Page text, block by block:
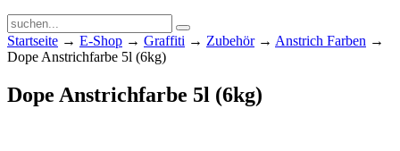
Startseite → E-Shop → Graffiti → Zubehör→ Anstrich Farben →
Dope Anstrichfarbe 5l (6kg)
Dope Anstrichfarbe 5l (6kg)